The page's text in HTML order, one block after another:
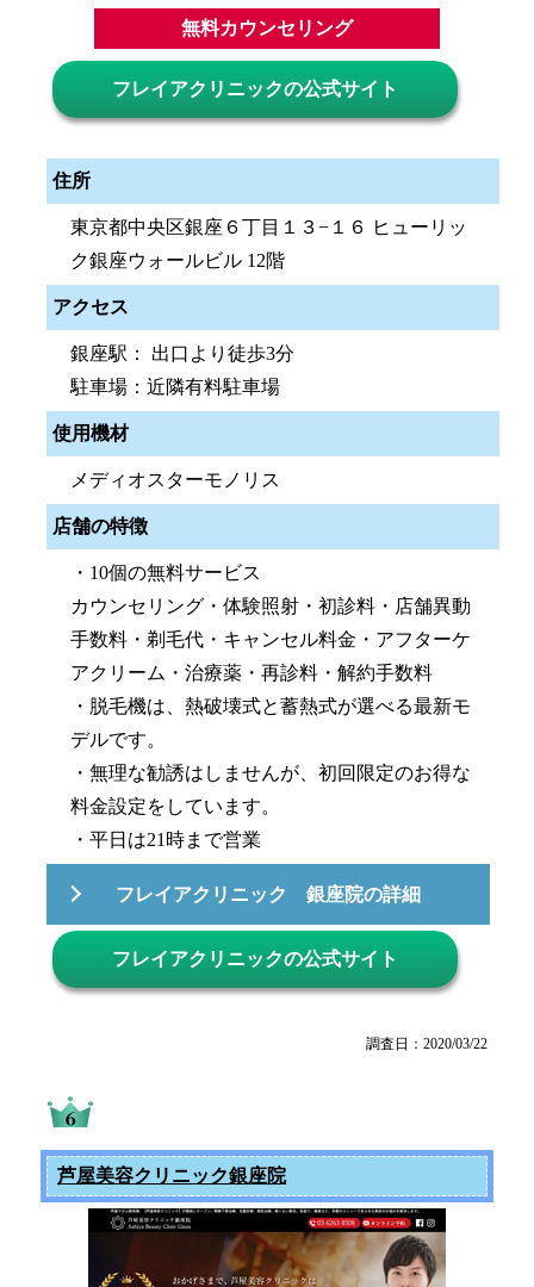
無料カウンセリング
フレイアクリニックの公式サイト
住所
東京都中央区銀座６丁目１３−１６ ヒューリッ
ク銀座ウォールビル 12階
アクセス
銀座駅： 出口より徒歩3分
駐車場：近隣有料駐車場
使用機材
メディオスターモノリス
店舗の特徴
・10個の無料サービス
カウンセリング・体験照射・初診料・店舗異動
手数料・剃毛代・キャンセル料金・アフターケ
アクリーム・治療薬・再診料・解約手数料
・脱毛機は、熱破壊式と蓄熱式が選べる最新モ
デルです。
・無理な勧誘はしませんが、初回限定のお得な
料金設定をしています。
・平日は21時まで営業
フレイアクリニック 銀座院の詳細
フレイアクリニックの公式サイト
調査日：2020/03/22
芦屋美容クリニック銀座院